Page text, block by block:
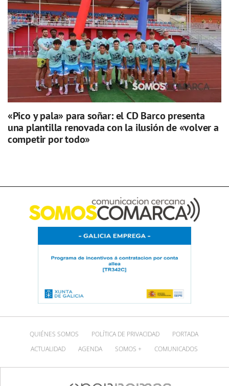
«Pico y pala» para soñar: el CD Barco presenta
una plantilla renovada con la ilusión de «volver a
competir por todo»
QUIÉNES SOMOS POLÍTICA DE PRIVACIDAD
PORTADA
ACTUALIDAD
AGENDA SOMOS + COMUNICADOS